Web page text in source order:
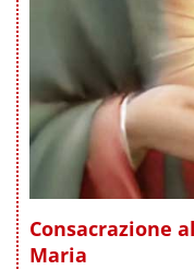
Consacrazione
Maria